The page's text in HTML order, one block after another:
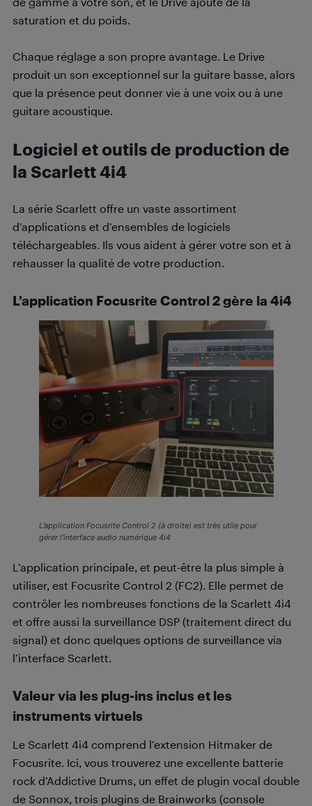
saturation et du poids.
Chaque réglage a son propre avantage. Le Drive
produit un son exceptionnel sur la guitare basse, alors
que la présence peut donner vie à une voix ou à une
guitare acoustique.
Logiciel et outils de production de
la Scarlett 4i4
La série Scarlett offre un vaste assortiment
d’applications et d’ensembles de logiciels
téléchargeables. Ils vous aident à gérer votre son et à
rehausser la qualité de votre production.
L’application Focusrite Control 2 gère la 4i4
L’application Focusrite Control 2 (à droite) est très utile pour
gérer l’interface audio numérique 4i4
L’application principale, et peut-être la plus simple à
utiliser, est Focusrite Control 2 (FC2). Elle permet de
contrôler les nombreuses fonctions de la Scarlett 4i4
et offre aussi la surveillance DSP (traitement direct du
signal) et donc quelques options de surveillance via
l’interface Scarlett.
Valeur via les plug-ins inclus et les
instruments virtuels
Le Scarlett 4i4 comprend l’extension Hitmaker de
Focusrite. Ici, vous trouverez une excellente batterie
rock d’Addictive Drums, un effet de plugin vocal double
de Sonnox, trois plugins de Brainworks (console